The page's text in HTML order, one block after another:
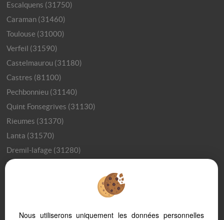
Escalquens (31750)
Caraman (31460)
Toulouse (31000)
Verfeil (31590)
Castelmaurou (31180)
Castres (81100)
Pechbonnieu (31140)
Quint Fonsegrives (31130)
Rieumes (31370)
Lanta (31570)
Dremil-lafage (31280)
Villefranche De Lauragais (31290)
Bourg Saint Bernard (31570)
Nous utiliserons uniquement les données personnelles